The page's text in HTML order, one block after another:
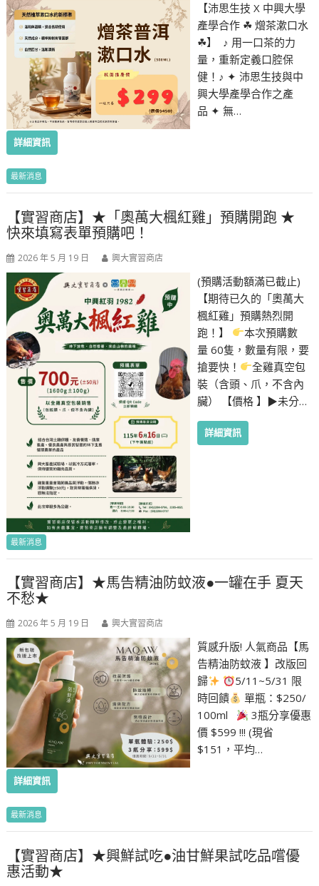
【沛思生技 X 中興大學
產學合作 ☘︎ 熷茶漱口水
☘︎】 ♪ 用一口茶的力
量，重新定義口腔保
健！♪ ✦ 沛思生技與中
興大學產學合作之產
品 ✦ 無…
詳細資訊
最新消息
【實習商店】★「奧萬大楓紅雞」預購開跑 ★
快來填寫表單預購吧！
2026 年 5 月 19 日 興大實習商店
(預購活動額滿已截止)
【期待已久的「奧萬大
楓紅雞」預購熱烈開
跑！】
本次預購數
量 60隻，數量有限，要
搶要快！
全雞真空包
裝（含頭、爪，不含內
臟） 【價格 】▶︎未分…
詳細資訊
最新消息
【實習商店】★馬告精油防蚊液●一罐在手 夏天
不愁★
2026 年 5 月 19 日 興大實習商店
質感升版! 人氣商品【馬
告精油防蚊液 】改版回
歸
5/11~5/31 限
時回饋
單瓶：$250/
100ml
3瓶分享優惠
價 $599 !!! (現省
$151，平均…
詳細資訊
最新消息
【實習商店】★興鮮試吃●油甘鮮果試吃品嚐優
惠活動★